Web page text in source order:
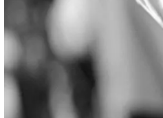
Uredništvo
Oglasi
Založnik